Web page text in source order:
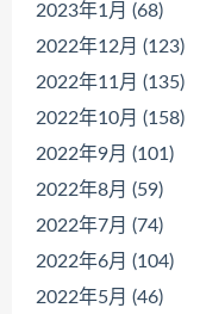
2023年1月 (68)
2022年12月 (123)
2022年11月 (135)
2022年10月 (158)
2022年9月 (101)
2022年8月 (59)
2022年7月 (74)
2022年6月 (104)
2022年5月 (46)